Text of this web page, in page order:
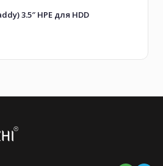
3.5″ HPE для HDD